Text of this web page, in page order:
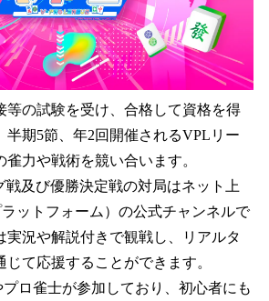
等の試験を受け、合格して資格を得
半期5節、年2回開催されるVPLリー
力や戦術を競い合います。
及び優勝決定戦の対局はネット上
ラットフォーム）の公式チャンネルで
実況や解説付きで観戦し、リアルタ
て応援することができます。
ロ雀士が参加しており、初心者にも